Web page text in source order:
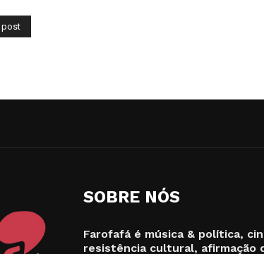
SOBRE NÓS
Farofafá é música & política,
resistência cultural, afirmação